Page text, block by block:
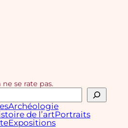
ne se rate pas.
Archéologie
de l’artPortraits
Expositions